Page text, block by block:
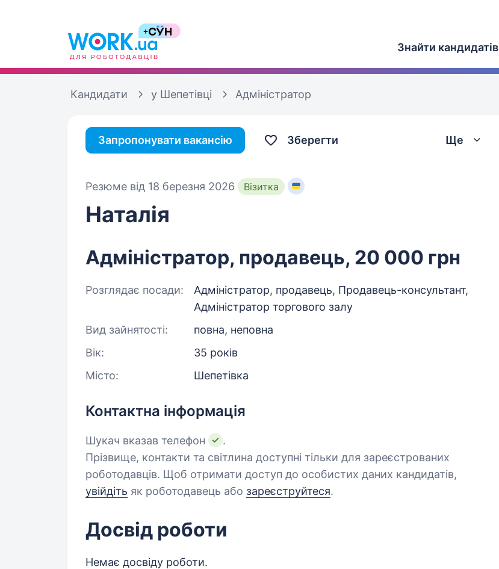
Знайти кандидатів
Кандидати у Шепетівці Адміністратор
Запропонувати вакансію Зберегти Ще
Резюме від 18 березня 2026 Візитка
Наталія
Адміністратор, продавець, 20 000 грн
Розглядає посади:
Адміністратор, продавець, Продавець-консультант,
Адміністратор торгового залу
Вид зайнятості:
повна, неповна
Вік:
35 років
Місто:
Шепетівка
Контактна інформація
Шукач вказав телефон
.
Прізвище, контакти та світлина доступні тільки для зареєстрованих
роботодавців. Щоб отримати доступ до особистих даних кандидатів,
увійдіть як роботодавець або зареєструйтеся.
Досвід роботи
Немає досвіду роботи.